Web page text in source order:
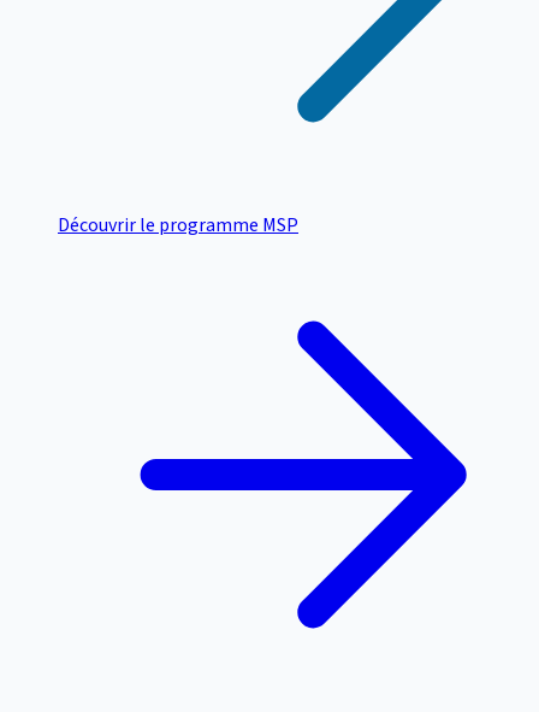
Découvrir le programme MSP